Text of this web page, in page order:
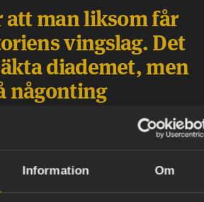
Information Om
att man liksom får
vingslag. Det
diademet, men
någonting
kan ge en känsla
att bära en tiara
det känns att hålla
här i handen.